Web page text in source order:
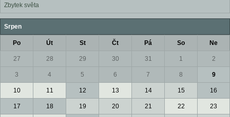
Zbytek světa
Srpen
Po Út St Čt Pá So Ne
27 28 29 30 31 1 2
3 4 5 6 7 8 9
10 11 12 13 14 15 16
17 18 19 20 21 22 23